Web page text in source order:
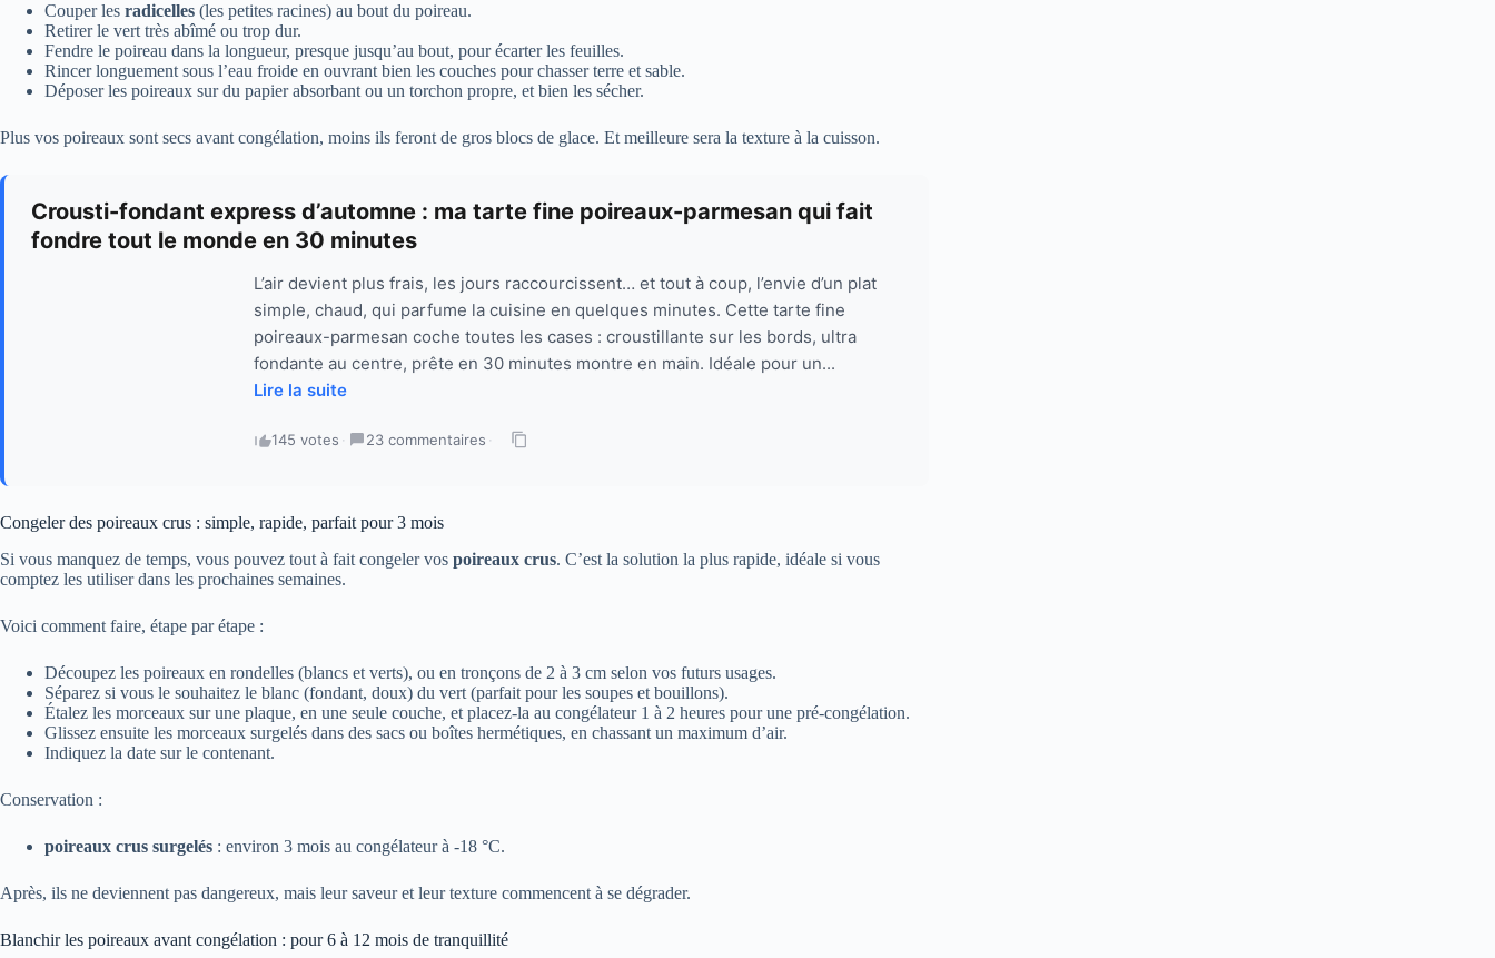
Couper les radicelles (les petites racines) au bout du poireau.
Retirer le vert très abîmé ou trop dur.
Fendre le poireau dans la longueur, presque jusqu’au bout, pour écarter les feuilles.
Rincer longuement sous l’eau froide en ouvrant bien les couches pour chasser terre et sable.
Déposer les poireaux sur du papier absorbant ou un torchon propre, et bien les sécher.
Plus vos poireaux sont secs avant congélation, moins ils feront de gros blocs de glace. Et meilleure sera la texture à la cuisson.
Crousti-fondant express d’automne : ma tarte fine poireaux-parmesan qui fait
fondre tout le monde en 30 minutes
L’air devient plus frais, les jours raccourcissent… et tout à coup, l’envie d’un plat
simple, chaud, qui parfume la cuisine en quelques minutes. Cette tarte fine
poireaux-parmesan coche toutes les cases : croustillante sur les bords, ultra
fondante au centre, prête en 30 minutes montre en main. Idéale pour un...
Lire la suite
145 votes · 23 commentaires ·
Congeler des poireaux crus : simple, rapide, parfait pour 3 mois
Si vous manquez de temps, vous pouvez tout à fait congeler vos poireaux crus. C’est la solution la plus rapide, idéale si vous
comptez les utiliser dans les prochaines semaines.
Voici comment faire, étape par étape :
Découpez les poireaux en rondelles (blancs et verts), ou en tronçons de 2 à 3 cm selon vos futurs usages.
Séparez si vous le souhaitez le blanc (fondant, doux) du vert (parfait pour les soupes et bouillons).
Étalez les morceaux sur une plaque, en une seule couche, et placez-la au congélateur 1 à 2 heures pour une pré-congélation.
Glissez ensuite les morceaux surgelés dans des sacs ou boîtes hermétiques, en chassant un maximum d’air.
Indiquez la date sur le contenant.
Conservation :
poireaux crus surgelés : environ 3 mois au congélateur à -18 °C.
Après, ils ne deviennent pas dangereux, mais leur saveur et leur texture commencent à se dégrader.
Blanchir les poireaux avant congélation : pour 6 à 12 mois de tranquillité